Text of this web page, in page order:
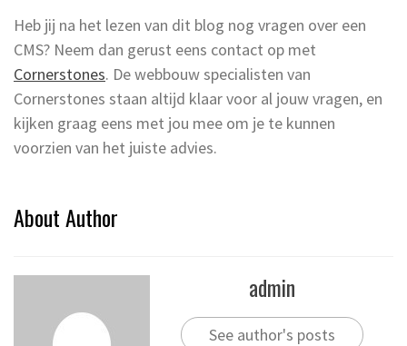
Heb jij na het lezen van dit blog nog vragen over een
CMS? Neem dan gerust eens contact op met
Cornerstones. De webbouw specialisten van
Cornerstones staan altijd klaar voor al jouw vragen, en
kijken graag eens met jou mee om je te kunnen
voorzien van het juiste advies.
About Author
admin
See author's posts